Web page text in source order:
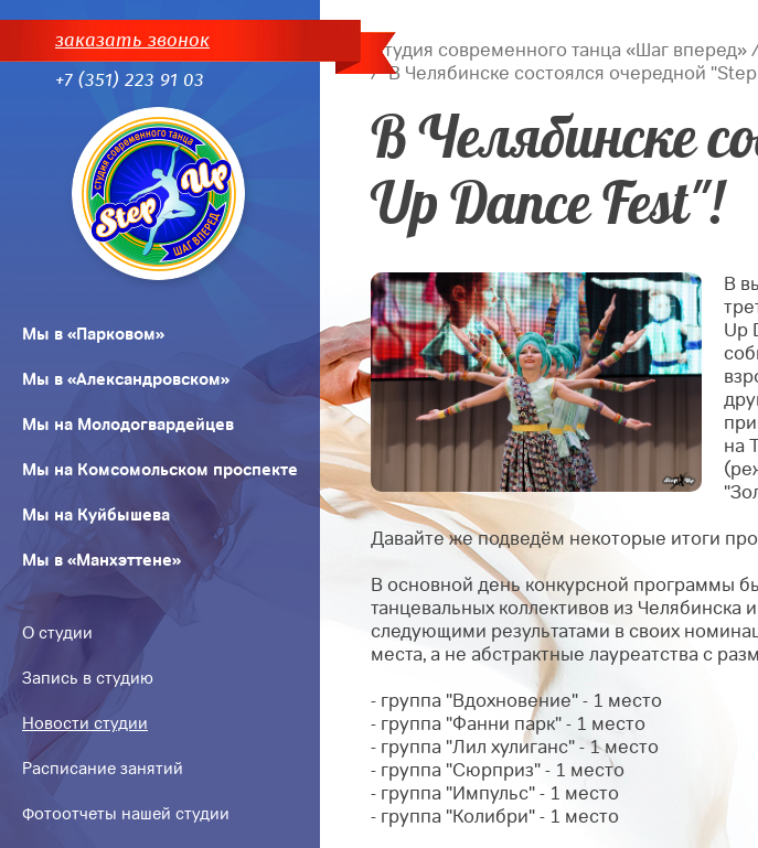
заказать звонок
+7 (351) 223 91 03
Мы в «Парковом»
Мы в «Александровском»
Мы на Молодогвардейцев
Мы на Комсомольском проспекте
Мы на Куйбышева
Мы в «Манхэттене»
О студии
Запись в студию
Новости студии
Расписание занятий
Фотоотчеты нашей студии
Студия современного танца «Шаг вперед»
В Челябинске состоялся очередной
В Челябинске
Up Dance Fest"!
В
Up
на
Давайте же подведём некоторые итоги
В основной день конкурсной программы
танцевальных коллективов из Челябинска
следующими результатами в своих
места, а не абстрактные лауреатства с
- группа "Вдохновение" - 1 место
- группа "Фанни парк" - 1 место
- группа "Лил хулиганс" - 1 место
- группа "Сюрприз" - 1 место
- группа "Импульс" - 1 место
- группа "Колибри" - 1 место